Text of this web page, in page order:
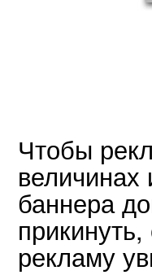
Чтобы
величинах
баннера
рекламу